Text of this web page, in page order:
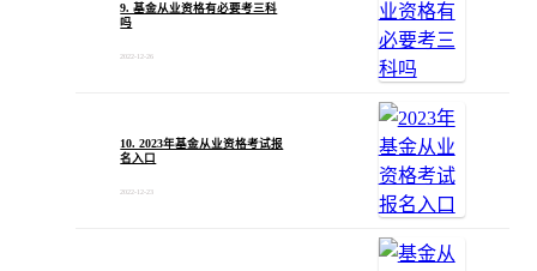
9. 基金从业资格有必要考三科
吗
2022-12-26
10. 2023年基金从业资格考试报
名入口
2022-12-23